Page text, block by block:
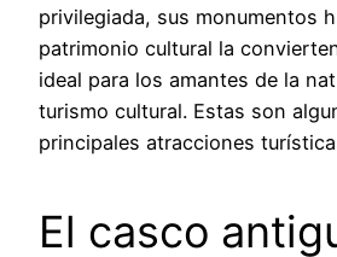
privilegiada, sus monumentos
patrimonio cultural la
ideal para los amantes de la
turismo cultural. Estas son
principales atracciones
El casco